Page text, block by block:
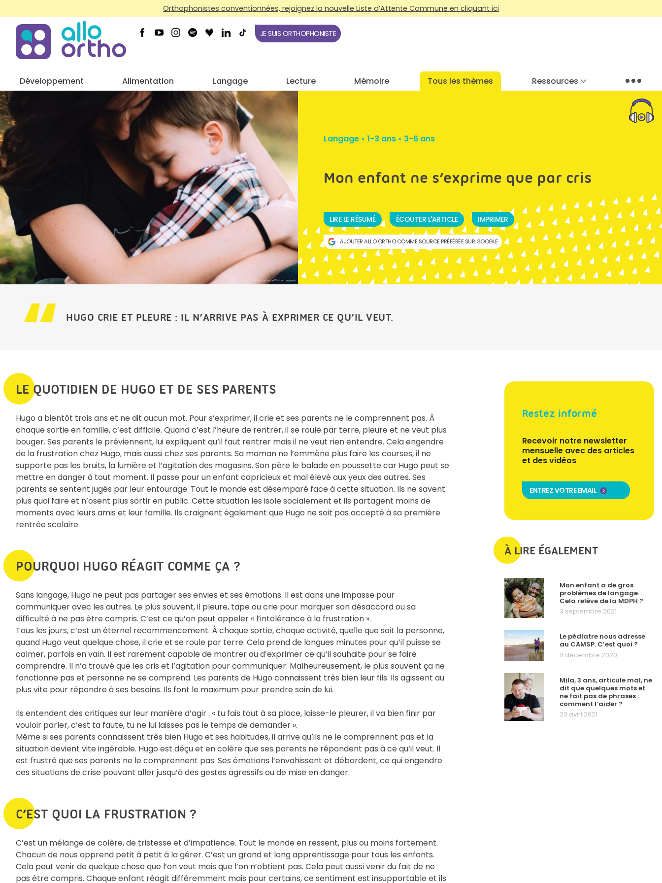
Orthophonistes conventionnées, rejoignez la nouvelle Liste d’Attente Commune en cliquant ici
JE SUIS ORTHOPHONISTE
Développement Alimentation Langage Lecture Mémoire Tous les thèmes Ressources Menu
Photo by Jordan Whitt on Unsplash
Langage• 1-3 ans• 3-6 ans
Mon enfant ne s’exprime que par cris
LIRE LE RÉSUMÉ ÉCOUTER L'ARTICLE IMPRIMER
AJOUTER ALLO ORTHO COMME SOURCE PRÉFÉRÉE SUR GOOGLE
HUGO CRIE ET PLEURE : IL N’ARRIVE PAS À EXPRIMER CE QU’IL VEUT.
Restez informé
Recevoir notre newsletter
mensuelle avec des articles
et des vidéos
ENTREZ VOTRE EMAIL
À LIRE ÉGALEMENT
Mon enfant a de gros
problèmes de langage.
Cela relève de la MDPH ?
3 septembre 2021
Le pédiatre nous adresse
au CAMSP. C’est quoi ?
11 décembre 2020
Mila, 3 ans, articule mal, ne
dit que quelques mots et
ne fait pas de phrases :
comment l’aider ?
23 avril 2021
LE QUOTIDIEN DE HUGO ET DE SES PARENTS
Hugo a bientôt trois ans et ne dit aucun mot. Pour s’exprimer, il crie et ses parents ne le comprennent pas. À
chaque sortie en famille, c’est difficile. Quand c’est l’heure de rentrer, il se roule par terre, pleure et ne veut plus
bouger. Ses parents le préviennent, lui expliquent qu’il faut rentrer mais il ne veut rien entendre. Cela engendre
de la frustration chez Hugo, mais aussi chez ses parents. Sa maman ne l’emmène plus faire les courses, il ne
supporte pas les bruits, la lumière et l’agitation des magasins. Son père le balade en poussette car Hugo peut se
mettre en danger à tout moment. Il passe pour un enfant capricieux et mal élevé aux yeux des autres. Ses
parents se sentent jugés par leur entourage. Tout le monde est désemparé face à cette situation. Ils ne savent
plus quoi faire et n’osent plus sortir en public. Cette situation les isole socialement et ils partagent moins de
moments avec leurs amis et leur famille. Ils craignent également que Hugo ne soit pas accepté à sa première
rentrée scolaire.
POURQUOI HUGO RÉAGIT COMME ÇA ?
Sans langage, Hugo ne peut pas partager ses envies et ses émotions. Il est dans une impasse pour
communiquer avec les autres. Le plus souvent, il pleure, tape ou crie pour marquer son désaccord ou sa
difficulté à ne pas être compris. C’est ce qu’on peut appeler « l’intolérance à la frustration ».
Tous les jours, c’est un éternel recommencement. À chaque sortie, chaque activité, quelle que soit la personne,
quand Hugo veut quelque chose, il crie et se roule par terre. Cela prend de longues minutes pour qu’il puisse se
calmer, parfois en vain. Il est rarement capable de montrer ou d’exprimer ce qu’il souhaite pour se faire
comprendre. Il n’a trouvé que les cris et l’agitation pour communiquer. Malheureusement, le plus souvent ça ne
fonctionne pas et personne ne se comprend. Les parents de Hugo connaissent très bien leur fils. Ils agissent au
plus vite pour répondre à ses besoins. Ils font le maximum pour prendre soin de lui.
Ils entendent des critiques sur leur manière d’agir : « tu fais tout à sa place, laisse-le pleurer, il va bien finir par
vouloir parler, c’est ta faute, tu ne lui laisses pas le temps de demander ».
Même si ses parents connaissent très bien Hugo et ses habitudes, il arrive qu’ils ne le comprennent pas et la
situation devient vite ingérable. Hugo est déçu et en colère que ses parents ne répondent pas à ce qu’il veut. Il
est frustré que ses parents ne le comprennent pas. Ses émotions l’envahissent et débordent, ce qui engendre
ces situations de crise pouvant aller jusqu’à des gestes agressifs ou de mise en danger.
C’EST QUOI LA FRUSTRATION ?
C’est un mélange de colère, de tristesse et d’impatience. Tout le monde en ressent, plus ou moins fortement.
Chacun de nous apprend petit à petit à la gérer. C’est un grand et long apprentissage pour tous les enfants.
Cela peut venir de quelque chose que l’on veut mais que l’on n’obtient pas. Cela peut aussi venir du fait de ne
pas être compris. Chaque enfant réagit différemment mais pour certains, ce sentiment est insupportable et ils